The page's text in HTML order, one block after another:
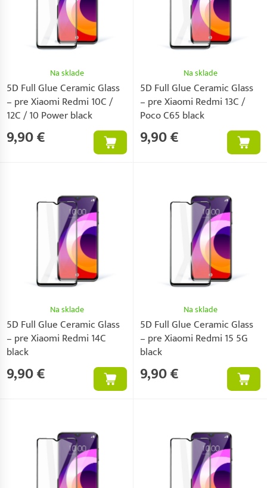
Na sklade
5D Full Glue Ceramic Glass
– pre Xiaomi Redmi 10C /
12C / 10 Power black
9,90 €
Na sklade
5D Full Glue Ceramic Glass
– pre Xiaomi Redmi 13C /
Poco C65 black
9,90 €
Na sklade
5D Full Glue Ceramic Glass
– pre Xiaomi Redmi 14C
black
9,90 €
Na sklade
5D Full Glue Ceramic Glass
– pre Xiaomi Redmi 15 5G
black
9,90 €